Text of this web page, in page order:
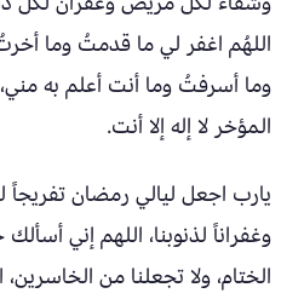
اللهُم اغفر لي ما قدمتُ وما
وما أسرفتُ وما أنت أعلم به
المؤخر لا إله إلا أنت.
يارب اجعل ليالي رمضان تفريجاً
وغفراناً لذنوبنا، اللهم إني
الختام، ولا تجعلنا من